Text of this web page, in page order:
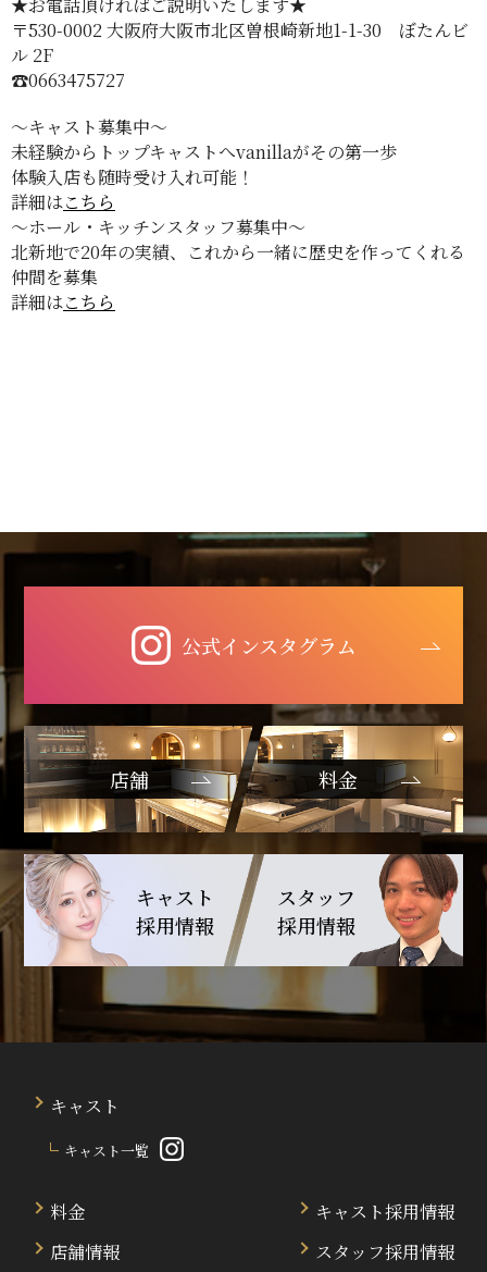
★お電話頂ければご説明いたします★
〒530-0002 大阪府大阪市北区曽根崎新地1-1-30 ぼたんビ
ル 2F
☎︎0663475727
〜キャスト募集中〜
未経験からトップキャストへvanillaがその第一歩
体験入店も随時受け入れ可能！
詳細はこちら
〜ホール・キッチンスタッフ募集中〜
北新地で20年の実績、これから一緒に歴史を作ってくれる
仲間を募集
詳細はこちら
公式インスタグラム
店舗 料金
キャスト
採用情報
スタッフ
採用情報
キャスト
キャスト一覧
料金
店舗情報
キャスト採用情報
スタッフ採用情報